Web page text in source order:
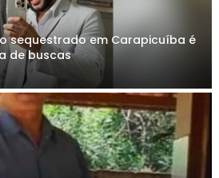
sequestrado em Carapicuíba é
de buscas